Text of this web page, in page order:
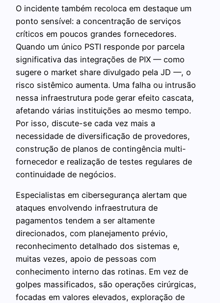
O incidente também recoloca em destaque um
ponto sensível: a concentração de serviços
críticos em poucos grandes fornecedores.
Quando um único PSTI responde por parcela
significativa das integrações de PIX — como
sugere o market share divulgado pela JD —, o
risco sistêmico aumenta. Uma falha ou intrusão
nessa infraestrutura pode gerar efeito cascata,
afetando várias instituições ao mesmo tempo.
Por isso, discute-se cada vez mais a
necessidade de diversificação de provedores,
construção de planos de contingência multi-
fornecedor e realização de testes regulares de
continuidade de negócios.
Especialistas em cibersegurança alertam que
ataques envolvendo infraestrutura de
pagamentos tendem a ser altamente
direcionados, com planejamento prévio,
reconhecimento detalhado dos sistemas e,
muitas vezes, apoio de pessoas com
conhecimento interno das rotinas. Em vez de
golpes massificados, são operações cirúrgicas,
focadas em valores elevados, exploração de